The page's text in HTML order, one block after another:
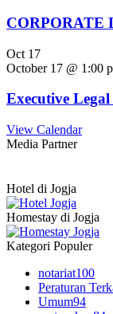
CORPORATE
Oct 17
October 17 @ 1:00
Executive Legal
View Calendar
Media Partner
Hotel di Jogja
Homestay di Jogja
Kategori Populer
notariat100
Peraturan
Umum94